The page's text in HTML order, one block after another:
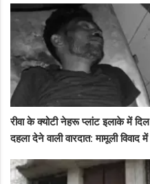
रीवा के क्योटी नेहरू प्लांट इलाके में दिल
दहला देने वाली वारदात: मामूली विवाद में